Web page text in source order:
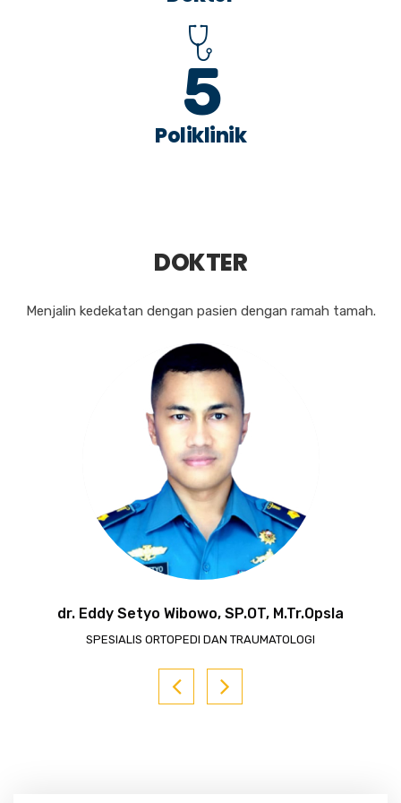
6
Poliklinik
DOKTER
Menjalin kedekatan dengan pasien dengan ramah tamah.
dr. Eddy Setyo Wibowo, SP.OT, M.Tr.Opsla
SPESIALIS ORTOPEDI DAN TRAUMATOLOGI